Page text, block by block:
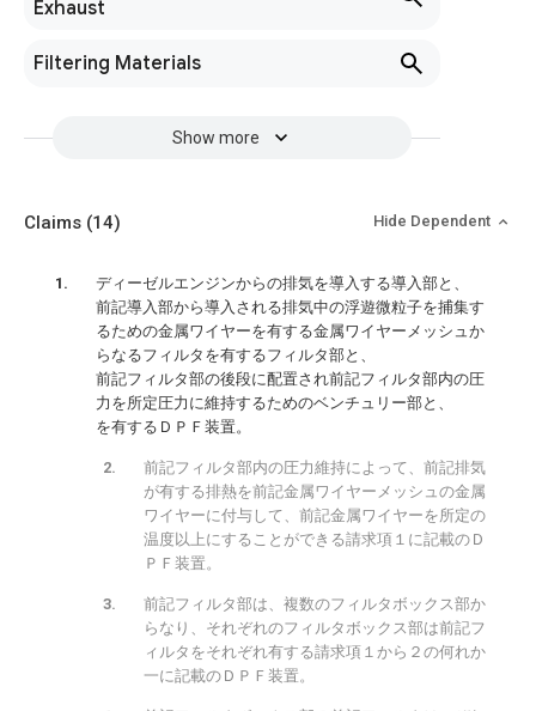
Exhaust
Filtering Materials
Show more
Claims (14) Hide Dependent
ディーゼルエンジンからの排気を導入する導入部と、
前記導入部から導入される排気中の浮遊微粒子を捕集す
るための金属ワイヤーを有する金属ワイヤーメッシュか
らなるフィルタを有するフィルタ部と、
前記フィルタ部の後段に配置され前記フィルタ部内の圧
力を所定圧力に維持するためのベンチュリー部と、
を有するＤＰＦ装置。
前記フィルタ部内の圧力維持によって、前記排気
が有する排熱を前記金属ワイヤーメッシュの金属
ワイヤーに付与して、前記金属ワイヤーを所定の
温度以上にすることができる請求項１に記載のＤ
ＰＦ装置。
前記フィルタ部は、複数のフィルタボックス部か
らなり、それぞれのフィルタボックス部は前記フ
ィルタをそれぞれ有する請求項１から２の何れか
一に記載のＤＰＦ装置。